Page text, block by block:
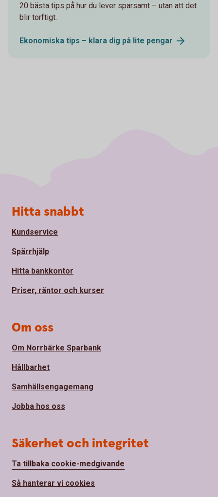
20 bästa tips på hur du lever sparsamt – utan att det
blir torftigt.
Ekonomiska tips – klara dig på lite pengar
Sidfot
Hitta snabbt
Kundservice
Spärrhjälp
Hitta bankkontor
Priser, räntor och kurser
Om oss
Om Norrbärke Sparbank
Hållbarhet
Samhällsengagemang
Jobba hos oss
Säkerhet och integritet
Ta tillbaka cookie-medgivande
Så hanterar vi cookies